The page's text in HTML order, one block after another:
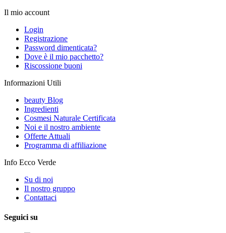
Il mio account
Login
Registrazione
Password dimenticata?
Dove è il mio pacchetto?
Riscossione buoni
Informazioni Utili
beauty Blog
Ingredienti
Cosmesi Naturale Certificata
Noi e il nostro ambiente
Offerte Attuali
Programma di affiliazione
Info Ecco Verde
Su di noi
Il nostro gruppo
Contattaci
Seguici su